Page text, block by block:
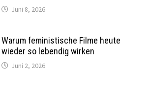
Juni 8, 2026
Warum feministische Filme heute
wieder so lebendig wirken
Juni 2, 2026